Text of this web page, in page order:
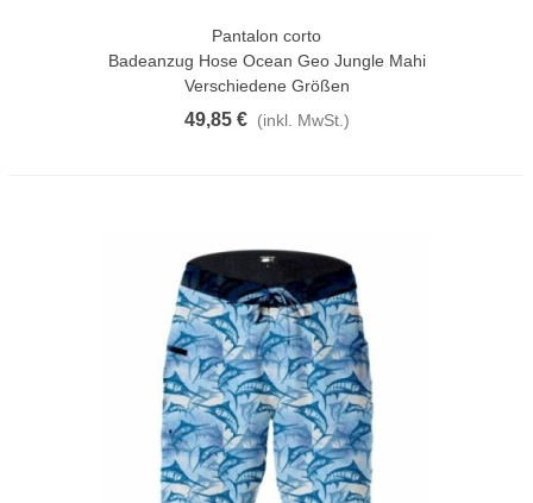
Pantalon corto
Badeanzug Hose Ocean Geo Jungle Mahi
Verschiedene Größen
49,85 € (inkl. MwSt.)